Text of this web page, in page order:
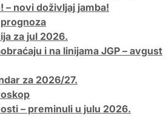
– novi doživljaj jamba!
za jul 2026.
i na linijama JGP – avgust
za 2026/27.
– preminuli u julu 2026.